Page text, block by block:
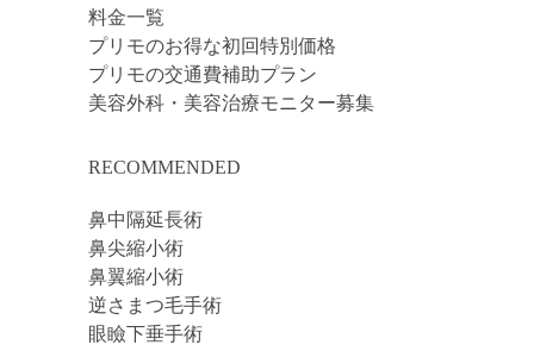
バストの下に傷が残ります。体質に
よりケロイドとなる可能性がありま
す。
極稀に軟骨採取の際、気胸を来す可
料金一覧
プリモのお得な初回特別価格
プリモの交通費補助プラン
美容外科・美容治療モニター募集
RECOMMENDED
鼻中隔延長術
鼻尖縮小術
鼻翼縮小術
逆さまつ毛手術
眼瞼下垂手術